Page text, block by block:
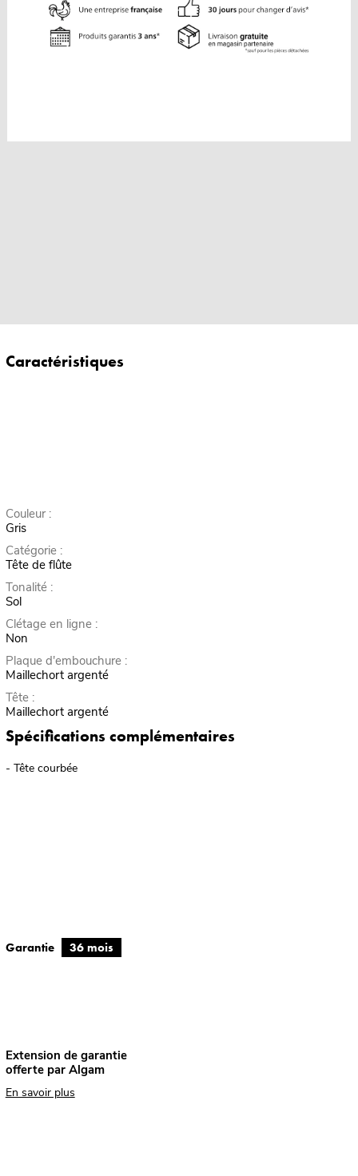
Caractéristiques
Couleur :
Gris
Catégorie :
Tête de flûte
Tonalité :
Sol
Clétage en ligne :
Non
Plaque d'embouchure :
Maillechort argenté
Tête :
Maillechort argenté
Spécifications complémentaires
- Tête courbée
Garantie 36 mois
Extension de garantie
offerte par Algam
En savoir plus